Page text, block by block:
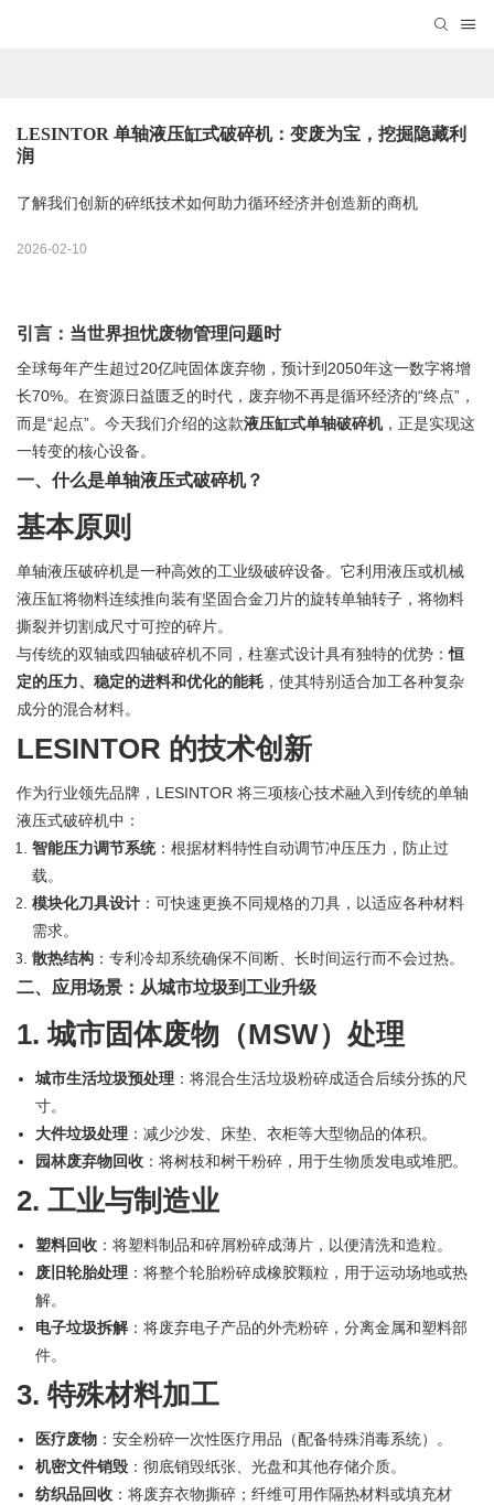
LESINTOR 单轴液压缸式破碎机：变废为宝，挖掘隐藏利
润
了解我们创新的碎纸技术如何助力循环经济并创造新的商机
2026-02-10
引言：当世界担忧废物管理问题时
全球每年产生超过20亿吨固体废弃物，预计到2050年这一数字将增
长70%。在资源日益匮乏的时代，废弃物不再是循环经济的“终点”，
而是“起点”。今天我们介绍的这款液压缸式单轴破碎机，正是实现这
一转变的核心设备。
一、什么是单轴液压式破碎机？
基本原则
单轴液压破碎机是一种高效的工业级破碎设备。它利用液压或机械
液压缸将物料连续推向装有坚固合金刀片的旋转单轴转子，将物料
撕裂并切割成尺寸可控的碎片。
与传统的双轴或四轴破碎机不同，柱塞式设计具有独特的优势：恒
定的压力、稳定的进料和优化的能耗 ，使其特别适合加工各种复杂
成分的混合材料。
LESINTOR 的技术创新
作为行业领先品牌，LESINTOR 将三项核心技术融入到传统的单轴
液压式破碎机中：
智能压力调节系统：根据材料特性自动调节冲压压力，防止过
载。
模块化刀具设计 ：可快速更换不同规格的刀具，以适应各种材料
需求。
散热结构 ：专利冷却系统确保不间断、长时间运行而不会过热。
二、应用场景：从城市垃圾到工业升级
1. 城市固体废物（MSW）处理
城市生活垃圾预处理：将混合生活垃圾粉碎成适合后续分拣的尺
寸。
大件垃圾处理：减少沙发、床垫、衣柜等大型物品的体积。
园林废弃物回收：将树枝和树干粉碎，用于生物质发电或堆肥。
2. 工业与制造业
塑料回收：将塑料制品和碎屑粉碎成薄片，以便清洗和造粒。
废旧轮胎处理：将整个轮胎粉碎成橡胶颗粒，用于运动场地或热
解。
电子垃圾拆解：将废弃电子产品的外壳粉碎，分离金属和塑料部
件。
3. 特殊材料加工
医疗废物：安全粉碎一次性医疗用品（配备特殊消毒系统）。
机密文件销毁：彻底销毁纸张、光盘和其他存储介质。
纺织品回收：将废弃衣物撕碎；纤维可用作隔热材料或填充材